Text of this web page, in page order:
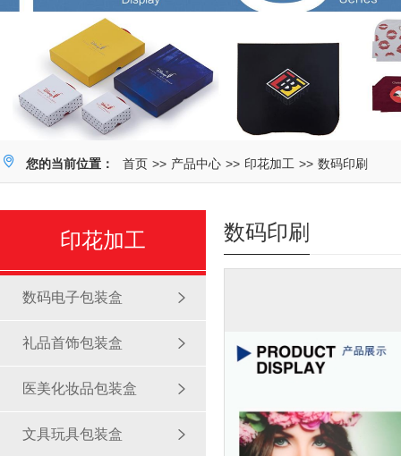
您的当前位置： 首页 >> 产品中心 >> 印花加工 >> 数码印刷
印花加工
数码电子包装盒
礼品首饰包装盒
医美化妆品包装盒
文具玩具包装盒
数码印刷